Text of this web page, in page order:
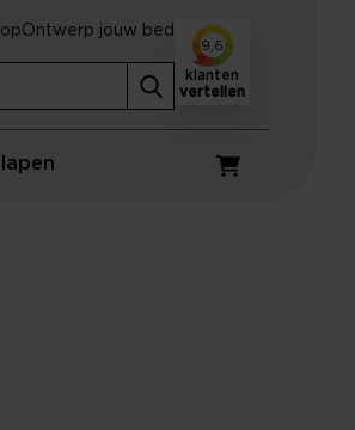
Winkelwagen
Ontwerp jouw bed
9,6
klanten
vertellen